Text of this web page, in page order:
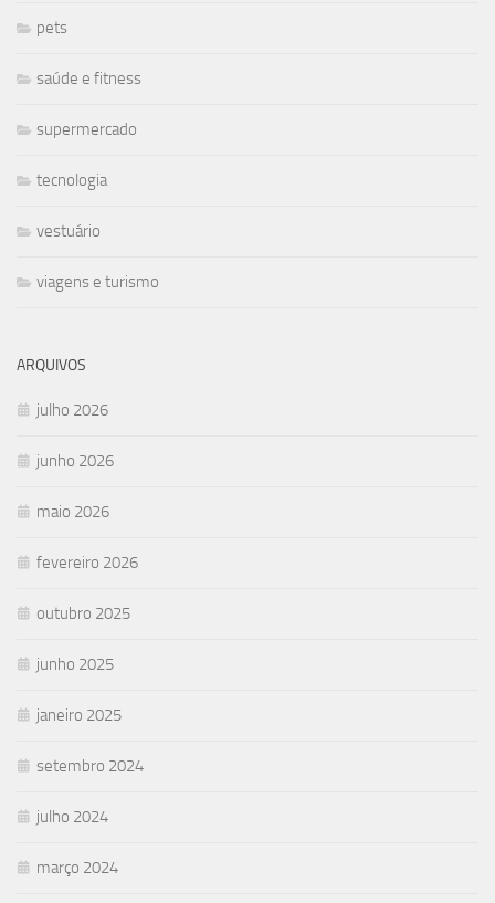
pets
saúde e fitness
supermercado
tecnologia
vestuário
viagens e turismo
ARQUIVOS
julho 2026
junho 2026
maio 2026
fevereiro 2026
outubro 2025
junho 2025
janeiro 2025
setembro 2024
julho 2024
março 2024